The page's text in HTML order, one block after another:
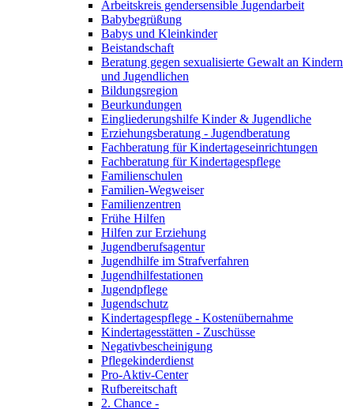
Arbeitskreis gendersensible Jugendarbeit
Babybegrüßung
Babys und Kleinkinder
Beistandschaft
Beratung gegen sexualisierte Gewalt an Kindern
und Jugendlichen
Bildungsregion
Beurkundungen
Eingliederungshilfe Kinder & Jugendliche
Erziehungsberatung - Jugendberatung
Fachberatung für Kindertageseinrichtungen
Fachberatung für Kindertagespflege
Familienschulen
Familien-Wegweiser
Familienzentren
Frühe Hilfen
Hilfen zur Erziehung
Jugendberufsagentur
Jugendhilfe im Strafverfahren
Jugendhilfestationen
Jugendpflege
Jugendschutz
Kindertagespflege - Kostenübernahme
Kindertagesstätten - Zuschüsse
Negativbescheinigung
Pflegekinderdienst
Pro-Aktiv-Center
Rufbereitschaft
2. Chance -